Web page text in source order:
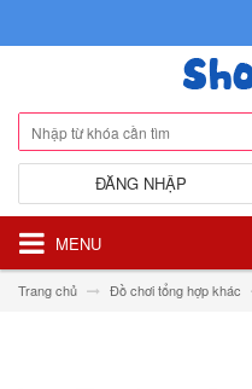
ĐĂNG NHẬP
MENU
Trang chủ Đồ chơi tổng hợp khác